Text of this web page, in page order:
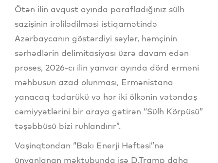
Ötən ilin avqust ayında parafladığınız sülh
sazişinin irəlilədilməsi istiqamətində
Azərbaycanın göstərdiyi səylər, həmçinin
sərhədlərin delimitasiyası üzrə davam edən
proses, 2026-cı ilin yanvar ayında dörd erməni
məhbusun azad olunması, Ermənistana
yanacaq tədarükü və hər iki ölkənin vətəndaş
cəmiyyətlərini bir araya gətirən “Sülh Körpüsü”
təşəbbüsü bizi ruhlandırır”.
Vaşinqtondan “Bakı Enerji Həftəsi”nə
ünvanlanan məktubunda isə D.Tramp daha